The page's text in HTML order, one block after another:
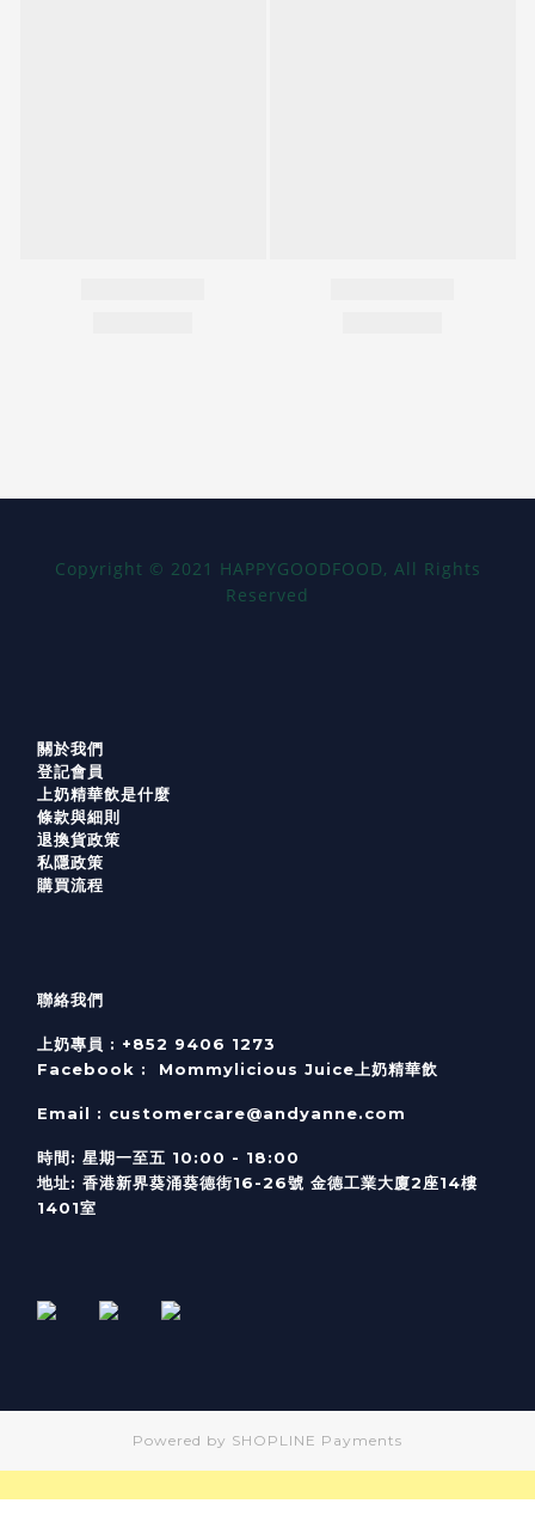
Copyright © 2021 HAPPYGOODFOOD, All Rights
Reserved
關於我們
登記會員
上奶精華飲是什麼
條款與細則
退換貨政策
私隱政策
購買流程
聯絡我們
上奶專員 : +852 9406 1273
Facebook :
Mommylicious Juice上奶精華飲
Email : customercare@andyanne.com
時間: 星期一至五 10:00 - 18:00
地址: 香港新界葵涌葵德街16-26號 金德工業大廈2座14樓
1401室
Powered by SHOPLINE Payments